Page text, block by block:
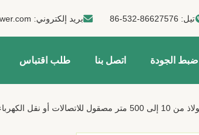
تيل: 86-532-86627576 بريد إلكتروني:
ضبط الجودة اتصل بنا طلب اقتباس
أو نقل الكهرباء